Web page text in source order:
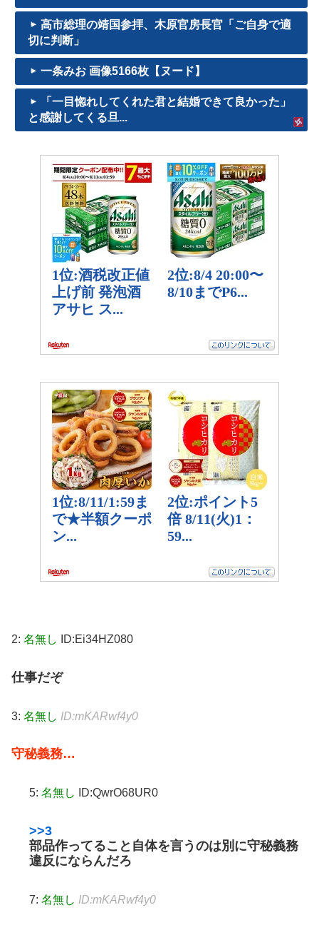
高市総理の靖国参拝、木原官房長官「ご自身で適
切に判断」
一条みお 画像5166枚【ヌード】
「一目惚れしてくれた君と結婚できて良かった」
と感謝してくる旦...
2: 名無し ID:Ei34HZ080
仕事だぞ
3: 名無し ID:mKARwf4y0
守秘義務…
5: 名無し ID:QwrO68UR0
>>3
部品作ってること自体を言うのは別に守秘義務
違反にならんだろ
7: 名無し ID:mKARwf4y0